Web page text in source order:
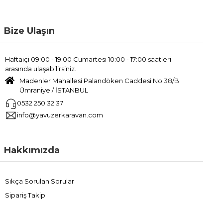
Bize Ulaşın
Haftaiçi 09:00 - 19:00 Cumartesi 10:00 - 17:00 saatleri
arasında ulaşabilirsiniz.
Madenler Mahallesi Palandöken Caddesi No:38/B
Ümraniye / İSTANBUL
0532 250 32 37
info@yavuzerkaravan.com
Hakkımızda
Sıkça Sorulan Sorular
Sipariş Takip